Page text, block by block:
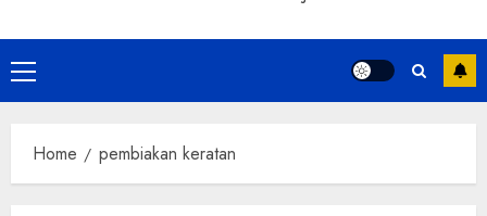
Primary
Menu
Home pembiakan keratan